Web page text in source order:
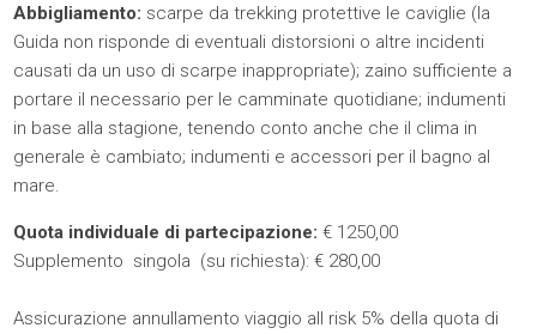
Abbigliamento: scarpe da trekking protettive le caviglie (la
Guida non risponde di eventuali distorsioni o altre incidenti
causati da un uso di scarpe inappropriate); zaino sufficiente a
portare il necessario per le camminate quotidiane; indumenti
in base alla stagione, tenendo conto anche che il clima in
generale è cambiato; indumenti e accessori per il bagno al
mare.
Quota individuale di partecipazione:€ 1250,00
Supplemento singola (su richiesta): € 280,00
Assicurazione annullamento viaggio all risk 5% della quota di